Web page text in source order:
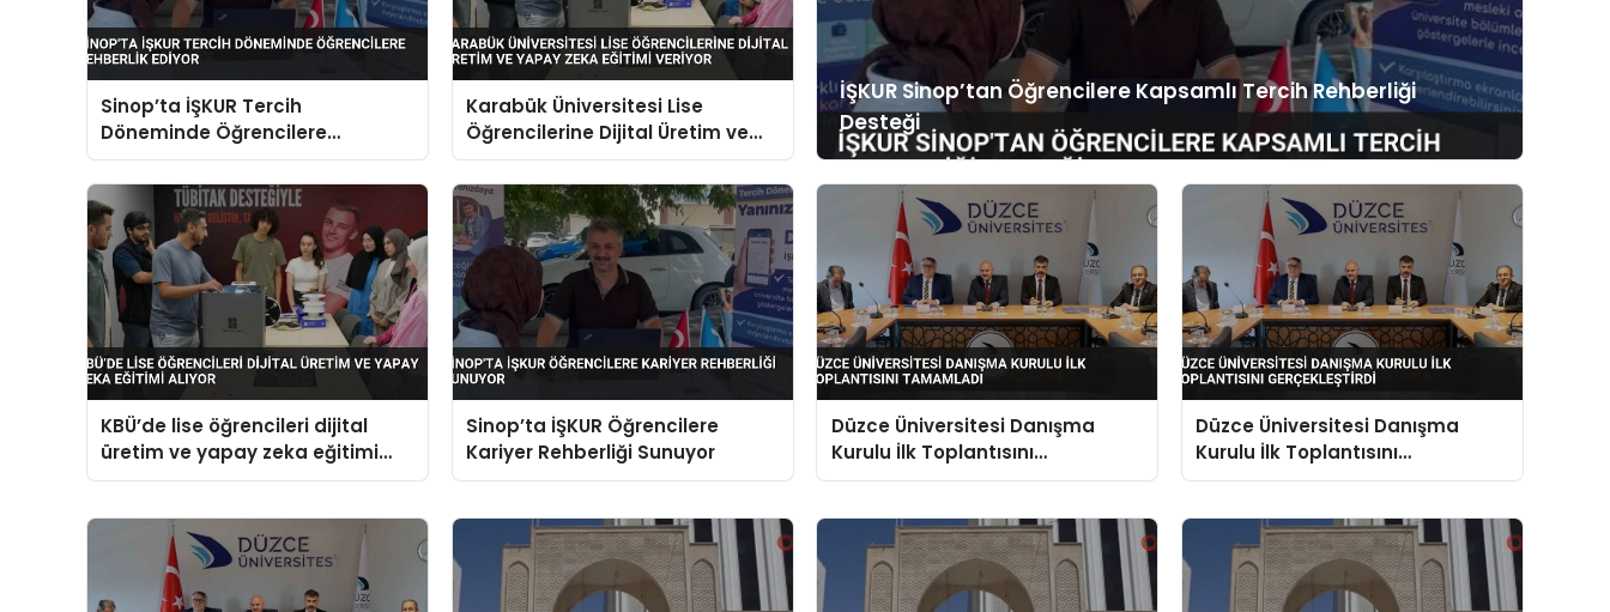
Sinop’ta İŞKUR Tercih
Döneminde Öğrencilere
Rehberlik Ediyor
Karabük Üniversitesi Lise
Öğrencilerine Dijital Üretim ve
Yapay Zeka Eğitimi Veriyor
İŞKUR Sinop’tan Öğrencilere Kapsamlı Tercih Rehberliği
Desteği
KBÜ’de lise öğrencileri dijital
üretim ve yapay zeka eğitimi
alıyor
Sinop’ta İŞKUR Öğrencilere
Kariyer Rehberliği Sunuyor
Düzce Üniversitesi Danışma
Kurulu İlk Toplantısını
Tamamladı
Düzce Üniversitesi Danışma
Kurulu İlk Toplantısını
Gerçekleştirdi